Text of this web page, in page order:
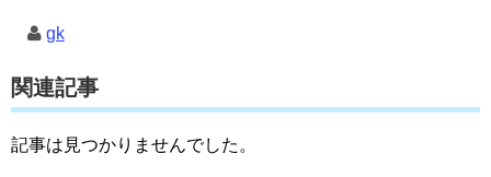
gk
関連記事
記事は見つかりませんでした。